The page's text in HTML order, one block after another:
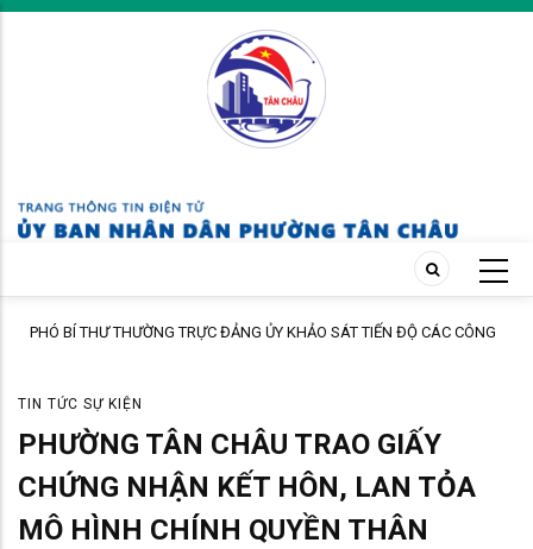
Skip
TIẾN ĐỘ CÁC CÔNG
TÂN CHÂU: RA QUÂN LẬP LẠI TRẬT TỰ XÂY
TIN TỨC SỰ KIỆN
PHƯỜNG TÂN CHÂU TRAO GIẤY
CHỨNG NHẬN KẾT HÔN, LAN TỎA
MÔ HÌNH CHÍNH QUYỀN THÂN